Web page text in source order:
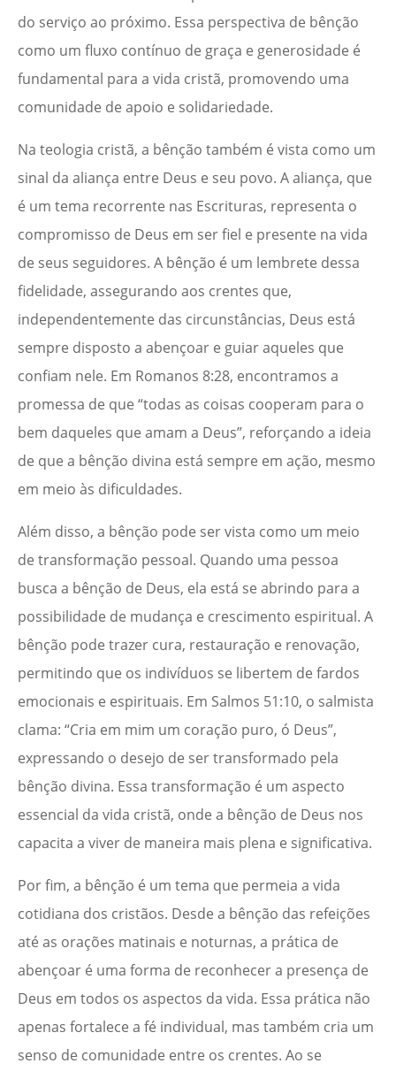
do serviço ao próximo. Essa perspectiva de bênção
como um fluxo contínuo de graça e generosidade é
fundamental para a vida cristã, promovendo uma
comunidade de apoio e solidariedade.
Na teologia cristã, a bênção também é vista como um
sinal da aliança entre Deus e seu povo. A aliança, que
é um tema recorrente nas Escrituras, representa o
compromisso de Deus em ser fiel e presente na vida
de seus seguidores. A bênção é um lembrete dessa
fidelidade, assegurando aos crentes que,
independentemente das circunstâncias, Deus está
sempre disposto a abençoar e guiar aqueles que
confiam nele. Em Romanos 8:28, encontramos a
promessa de que “todas as coisas cooperam para o
bem daqueles que amam a Deus”, reforçando a ideia
de que a bênção divina está sempre em ação, mesmo
em meio às dificuldades.
Além disso, a bênção pode ser vista como um meio
de transformação pessoal. Quando uma pessoa
busca a bênção de Deus, ela está se abrindo para a
possibilidade de mudança e crescimento espiritual. A
bênção pode trazer cura, restauração e renovação,
permitindo que os indivíduos se libertem de fardos
emocionais e espirituais. Em Salmos 51:10, o salmista
clama: “Cria em mim um coração puro, ó Deus”,
expressando o desejo de ser transformado pela
bênção divina. Essa transformação é um aspecto
essencial da vida cristã, onde a bênção de Deus nos
capacita a viver de maneira mais plena e significativa.
Por fim, a bênção é um tema que permeia a vida
cotidiana dos cristãos. Desde a bênção das refeições
até as orações matinais e noturnas, a prática de
abençoar é uma forma de reconhecer a presença de
Deus em todos os aspectos da vida. Essa prática não
apenas fortalece a fé individual, mas também cria um
senso de comunidade entre os crentes. Ao se